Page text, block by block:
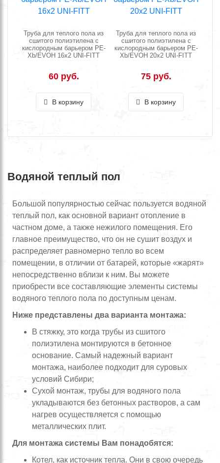
Труба для теплого пола из
сшитого полиэтилена с
кислородным барьером PE-
Xb/EVOH 16х2 UNI-FITT
60 руб.
В корзину
Труба для теплого пола из
сшитого полиэтилена с
кислородным барьером PE-
Xb/EVOH 20х2 UNI-FITT
75 руб.
В корзину
Водяной теплый пол
Большой популярностью сейчас пользуется водяной
теплый пол, как основной вариант отопление в
частном доме, а также нежилого помещения. Его
главное преимущество, что он не сушит воздух и
распределяет равномерно тепло во всем
помещении, в отличии от батарей, которые «жарят»
непосредственно вблизи к ним. Вы можете
приобрести все составляющие элементы системы
водяного теплого пола по доступным ценам.
Ниже представлены два варианта монтажа:
В стяжку, это когда трубы из сшитого
полиэтилена монтируются в бетонное
основание. Самый надежный вариант
монтажа, наиболее подходит для суровых
условий Сибири;
Сухой монтаж, трубы для водяного пола
укладываются без бетонных растворов, а сам
нагрев осуществляется с помощью
металлических плит.
Для монтажа системы Вам понадобятся:
Котел, как источник тепла. Они в свою очередь